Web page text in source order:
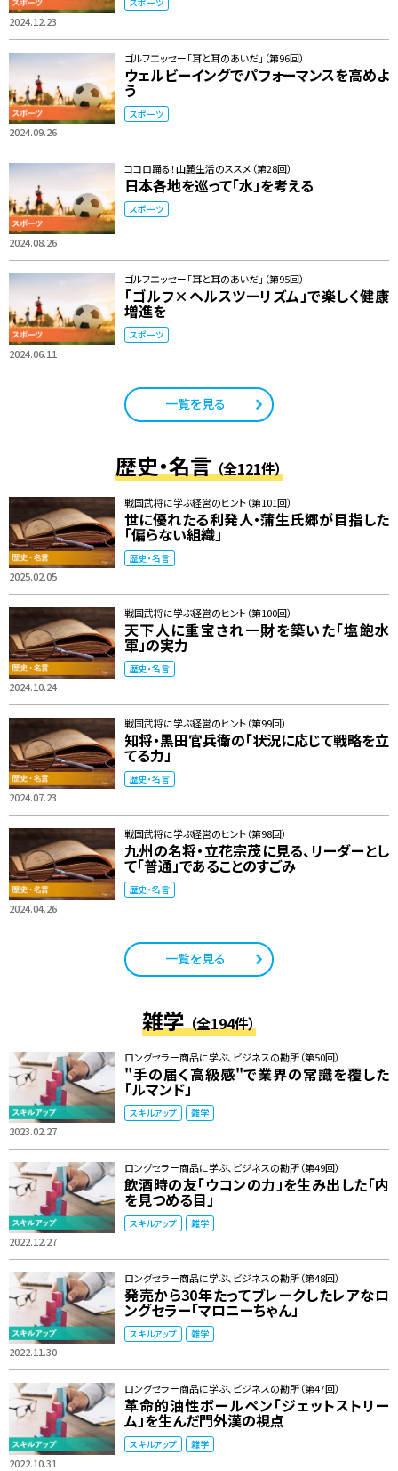
2024.12.23
2024.09.26
ゴルフエッセー「耳と耳のあいだ」（第96回）
ウェルビーイングでパフォーマンスを高めよ
う
スポーツ
2024.08.26
ココロ踊る！山麓生活のススメ（第28回）
日本各地を巡って「水」を考える
スポーツ
2024.06.11
ゴルフエッセー「耳と耳のあいだ」（第95回）
「ゴルフ×ヘルスツーリズム」で楽しく健康
増進を
スポーツ
一覧を見る
歴史・名言 （全121件）
2025.02.05
戦国武将に学ぶ経営のヒント（第101回）
世に優れたる利発人・蒲生氏郷が目指した
「偏らない組織」
歴史・名言
2024.10.24
戦国武将に学ぶ経営のヒント（第100回）
天下人に重宝され一財を築いた「塩飽水
軍」の実力
歴史・名言
2024.07.23
戦国武将に学ぶ経営のヒント（第99回）
知将・黒田官兵衛の「状況に応じて戦略を立
てる力」
歴史・名言
2024.04.26
戦国武将に学ぶ経営のヒント（第98回）
九州の名将・立花宗茂に見る、リーダーとし
て「普通」であることのすごみ
歴史・名言
一覧を見る
雑学 （全194件）
2023.02.27
ロングセラー商品に学ぶ、ビジネスの勘所（第50回）
"手の届く高級感"で業界の常識を覆した
「ルマンド」
スキルアップ 雑学
2022.12.27
ロングセラー商品に学ぶ、ビジネスの勘所（第49回）
飲酒時の友「ウコンの力」を生み出した「内
を見つめる目」
スキルアップ 雑学
2022.11.30
ロングセラー商品に学ぶ、ビジネスの勘所（第48回）
発売から30年たってブレークしたレアなロ
ングセラー「マロニーちゃん」
スキルアップ 雑学
2022.10.31
ロングセラー商品に学ぶ、ビジネスの勘所（第47回）
革命的油性ボールペン「ジェットストリー
ム」を生んだ門外漢の視点
スキルアップ 雑学